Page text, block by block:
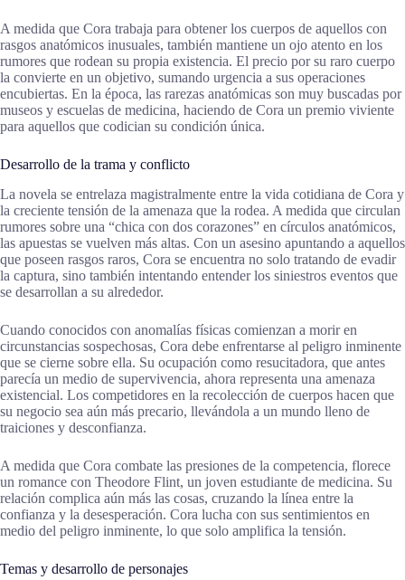
A medida que Cora trabaja para obtener los cuerpos de aquellos con
rasgos anatómicos inusuales, también mantiene un ojo atento en los
rumores que rodean su propia existencia. El precio por su raro cuerpo
la convierte en un objetivo, sumando urgencia a sus operaciones
encubiertas. En la época, las rarezas anatómicas son muy buscadas por
museos y escuelas de medicina, haciendo de Cora un premio viviente
para aquellos que codician su condición única.
Desarrollo de la trama y conflicto
La novela se entrelaza magistralmente entre la vida cotidiana de Cora y
la creciente tensión de la amenaza que la rodea. A medida que circulan
rumores sobre una “chica con dos corazones” en círculos anatómicos,
las apuestas se vuelven más altas. Con un asesino apuntando a aquellos
que poseen rasgos raros, Cora se encuentra no solo tratando de evadir
la captura, sino también intentando entender los siniestros eventos que
se desarrollan a su alrededor.
Cuando conocidos con anomalías físicas comienzan a morir en
circunstancias sospechosas, Cora debe enfrentarse al peligro inminente
que se cierne sobre ella. Su ocupación como resucitadora, que antes
parecía un medio de supervivencia, ahora representa una amenaza
existencial. Los competidores en la recolección de cuerpos hacen que
su negocio sea aún más precario, llevándola a un mundo lleno de
traiciones y desconfianza.
A medida que Cora combate las presiones de la competencia, florece
un romance con Theodore Flint, un joven estudiante de medicina. Su
relación complica aún más las cosas, cruzando la línea entre la
confianza y la desesperación. Cora lucha con sus sentimientos en
medio del peligro inminente, lo que solo amplifica la tensión.
Temas y desarrollo de personajes